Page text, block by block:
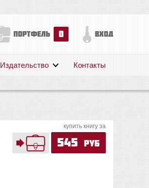
портфель 0 вход
Издательство Контакты
купить книгу за
545 руб